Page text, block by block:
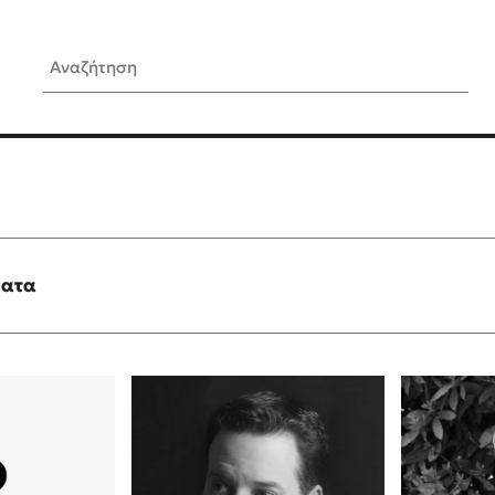
Αναζήτηση
είναι «το πρόβλημα»
Τι είναι η
Δανάη Δεληγεώργη
Συγχαρητήρια, Πέθανες!